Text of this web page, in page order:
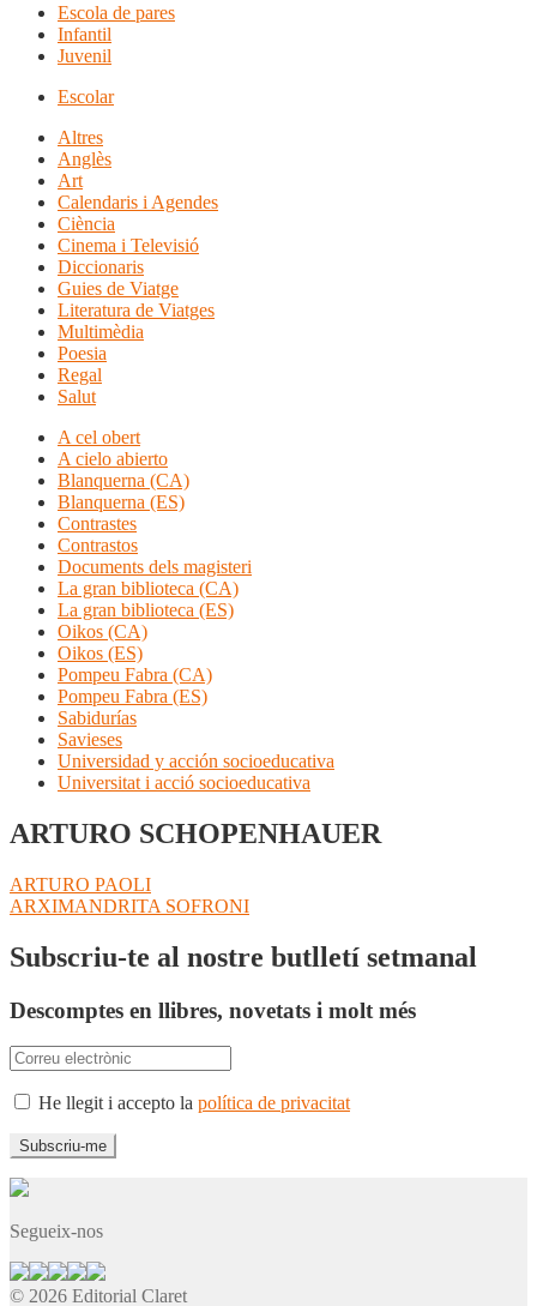
Escola de pares
Infantil
Juvenil
Escolar
Altres
Anglès
Art
Calendaris i Agendes
Ciència
Cinema i Televisió
Diccionaris
Guies de Viatge
Literatura de Viatges
Multimèdia
Poesia
Regal
Salut
A cel obert
A cielo abierto
Blanquerna (CA)
Blanquerna (ES)
Contrastes
Contrastos
Documents dels magisteri
La gran biblioteca (CA)
La gran biblioteca (ES)
Oikos (CA)
Oikos (ES)
Pompeu Fabra (CA)
Pompeu Fabra (ES)
Sabidurías
Savieses
Universidad y acción socioeducativa
Universitat i acció socioeducativa
ARTURO SCHOPENHAUER
Navegació
d'entrades
Entrada
anterior:
ARTURO PAOLI
Pròxima
ARXIMANDRITA SOFRONI
Subscriu-te al nostre butlletí setmanal
Descomptes en llibres, novetats i molt més
He llegit i accepto la política de privacitat
Segueix-nos
© 2026 Editorial Claret